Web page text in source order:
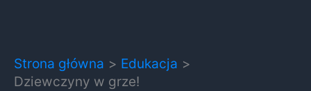
Strona główna
Edukacja
Dziewczyny w grze!